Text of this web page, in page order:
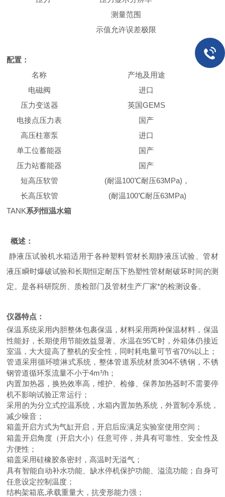
测量范围
示值允许误差极限
配置：
名称
产地及用途
电磁阀
进口
压力变送器
英国GEMS
电接点压力表
国产
高压柱塞泵
进口
单工位蓄能器
国产
压力站蓄能器
国产
短高压软管
(耐温100℃耐压63MPa)，
长高压软管
(耐温100℃耐压63MPa)
TANK系列恒温水箱
概述：
静液压试验机水箱适用于各种塑料管材长期静液压试验、管材
液压瞬时爆破试验和长期恒定耐压下热塑性管材耐破坏时间的测
定。是各科研院所、质检部门及管材生产厂家*的检测设备。
仪器特点：
保温系统采用内胆整体包裹保温，材料采用两种保温材料，保温
性能好，长期使用节能效益显著。水温在95℃时，外箱体仍接近
室温，大大提高了整机的安全性，同时耗电量可节省70%以上；
管道采用循环喷淋式系统，整体管道系统材质304不锈钢，不锈
钢管道循环泵流量不小于4m³/h；
内置加热器，换热效率高，维护、检修、保养加热器时不需要停
机不影响试验正常运行；
采用的为分立式控温系统，水箱内置加热系统，外置制冷系统，
减少噪音；
箱盖开启方式为气缸开启，开启后应满足实验室使用空间；
箱盖开启角度（开启大小）任意可停，并具有可靠性、安全性及
方便性；
箱盖采用硅橡胶条密封，高温时无溢气；
具有智能自动补水功能、缺水停机保护功能、溢流功能；自身可
任意设定控制温度；
结构架箱底,承载重量大，抗变形能力强；